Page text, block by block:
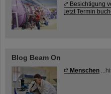
Besichtigung
jetzt Termin
Blog Beam On
Menschen